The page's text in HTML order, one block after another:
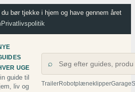
bør tjekke i hjem og have gennem året
Privatlivspolitik
UGE
guide til
liv og
⌕
TrailerRobotplæneklipperGarage